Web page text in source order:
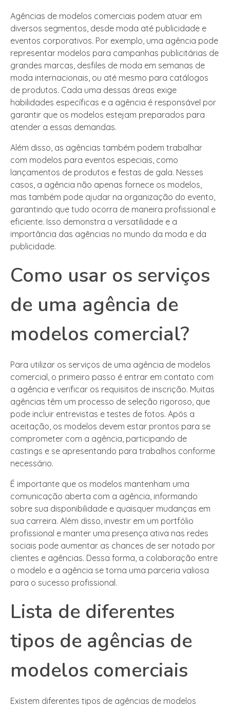
Agências de modelos comerciais podem atuar em
diversos segmentos, desde moda até publicidade e
eventos corporativos. Por exemplo, uma agência pode
representar modelos para campanhas publicitárias de
grandes marcas, desfiles de moda em semanas de
moda internacionais, ou até mesmo para catálogos
de produtos. Cada uma dessas áreas exige
habilidades específicas e a agência é responsável por
garantir que os modelos estejam preparados para
atender a essas demandas.
Além disso, as agências também podem trabalhar
com modelos para eventos especiais, como
lançamentos de produtos e festas de gala. Nesses
casos, a agência não apenas fornece os modelos,
mas também pode ajudar na organização do evento,
garantindo que tudo ocorra de maneira profissional e
eficiente. Isso demonstra a versatilidade e a
importância das agências no mundo da moda e da
publicidade.
Como usar os serviços
de uma agência de
modelos comercial?
Para utilizar os serviços de uma agência de modelos
comercial, o primeiro passo é entrar em contato com
a agência e verificar os requisitos de inscrição. Muitas
agências têm um processo de seleção rigoroso, que
pode incluir entrevistas e testes de fotos. Após a
aceitação, os modelos devem estar prontos para se
comprometer com a agência, participando de
castings e se apresentando para trabalhos conforme
necessário.
É importante que os modelos mantenham uma
comunicação aberta com a agência, informando
sobre sua disponibilidade e quaisquer mudanças em
sua carreira. Além disso, investir em um portfólio
profissional e manter uma presença ativa nas redes
sociais pode aumentar as chances de ser notado por
clientes e agências. Dessa forma, a colaboração entre
o modelo e a agência se torna uma parceria valiosa
para o sucesso profissional.
Lista de diferentes
tipos de agências de
modelos comerciais
Existem diferentes tipos de agências de modelos